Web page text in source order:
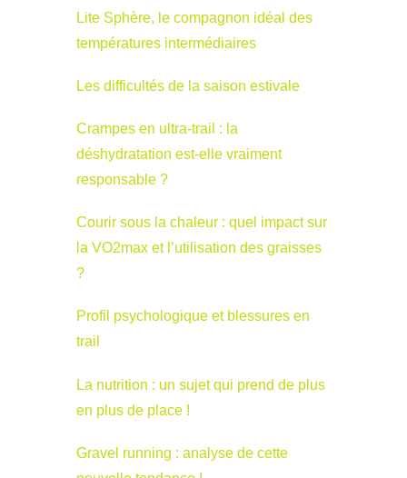
Lite Sphère, le compagnon idéal des
températures intermédiaires
Les difficultés de la saison estivale
Crampes en ultra-trail : la
déshydratation est-elle vraiment
responsable ?
Courir sous la chaleur : quel impact sur
la VO2max et l’utilisation des graisses
?
Profil psychologique et blessures en
trail
La nutrition : un sujet qui prend de plus
en plus de place !
Gravel running : analyse de cette